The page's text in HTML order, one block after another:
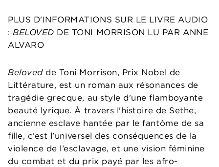
PLUS D'INFORMATIONS SUR LE LIVRE AUDIO
:BELOVED DE TONI MORRISON LU PAR ANNE
ALVARO
Beloved de Toni Morrison, Prix Nobel de
Littérature, est un roman aux résonances de
tragédie grecque, au style d'une flamboyante
beauté lyrique. À travers l'histoire de Sethe,
ancienne esclave hantée par le fantôme de sa
fille, c’est l’universel des conséquences de la
violence de l’esclavage, et une vision féminine
du combat et du prix payé par les afro-